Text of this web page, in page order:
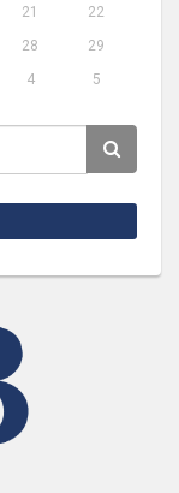
21
22
28
29
4 5